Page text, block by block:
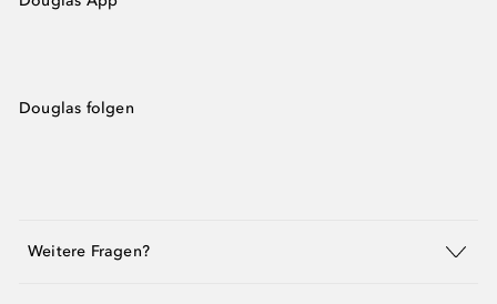
Douglas folgen
Weitere Fragen?